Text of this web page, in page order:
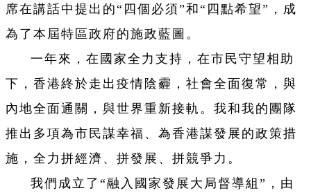
席在講話中提出的“四個必須”和“四點希望”，成
為了本屆特區政府的施政藍圖。
一年來，在國家全力支持，在市民守望相助
下，香港終於走出疫情陰霾，社會全面復常，與
內地全面通關，與世界重新接軌。我和我的團隊
推出多項為市民謀幸福、為香港謀發展的政策措
施，全力拼經濟、拼發展、拼競爭力。
我們成立了“融入國家發展大局督導組”，由